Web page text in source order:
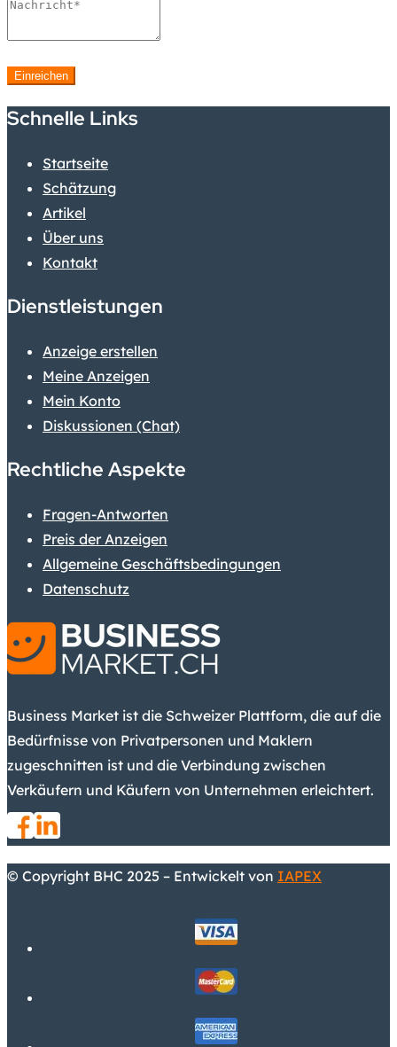
Einreichen
Schnelle Links
Startseite
Schätzung
Artikel
Über uns
Kontakt
Dienstleistungen
Anzeige erstellen
Meine Anzeigen
Mein Konto
Diskussionen (Chat)
Rechtliche Aspekte
Fragen-Antworten
Preis der Anzeigen
Allgemeine Geschäftsbedingungen
Datenschutz
Business Market ist die Schweizer Plattform, die auf die
Bedürfnisse von Privatpersonen und Maklern
zugeschnitten ist und die Verbindung zwischen
Verkäufern und Käufern von Unternehmen erleichtert.
© Copyright BHC 2025 – Entwickelt von IAPEX